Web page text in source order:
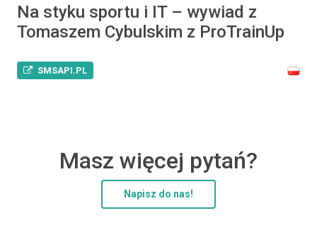
Na styku sportu i IT – wywiad z
Tomaszem Cybulskim z ProTrainUp
SMSAPI.PL
Masz więcej pytań?
Napisz do nas!